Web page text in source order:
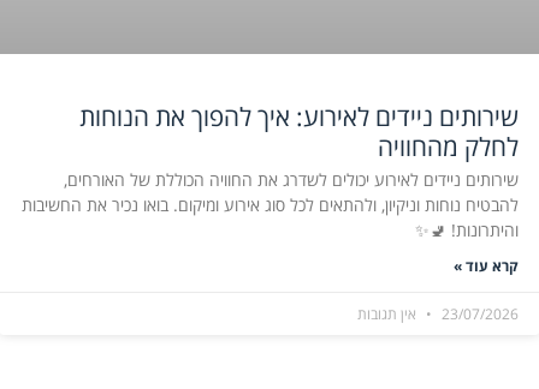
שירותים ניידים לאירוע: איך להפוך את הנוחות
לחלק מהחוויה
שירותים ניידים לאירוע יכולים לשדרג את החוויה הכוללת של האורחים,
להבטיח נוחות וניקיון, ולהתאים לכל סוג אירוע ומיקום. בואו נכיר את החשיבות
והיתרונות! 🚽✨
קרא עוד »
23/07/2026 אין תגובות